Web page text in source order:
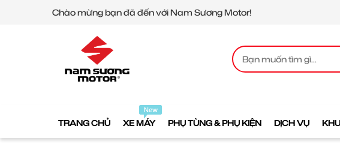
Chào mừng bạn đã đến với Nam Sương Motor!
TRANG CHỦ XE MÁY PHỤ TÙNG & PHỤ KIỆN DỊCH VỤ